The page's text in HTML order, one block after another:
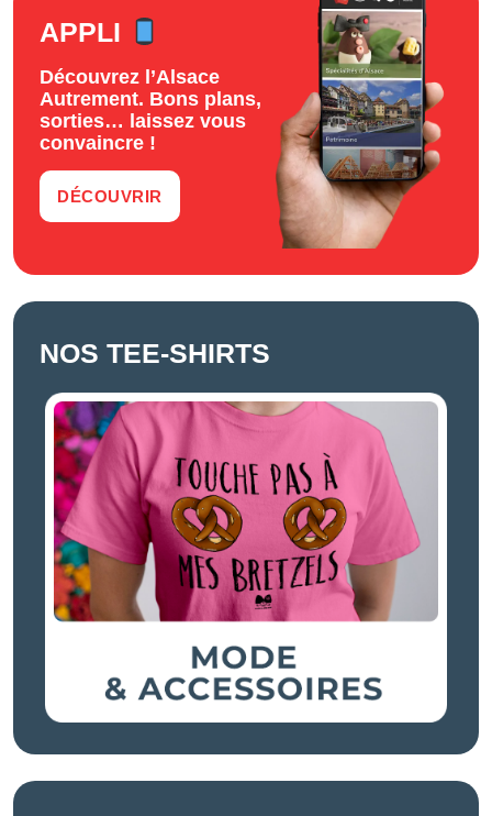
APPLI
Découvrez l’Alsace
Autrement. Bons plans,
sorties… laissez vous
convaincre !
DÉCOUVRIR
NOS TEE-SHIRTS